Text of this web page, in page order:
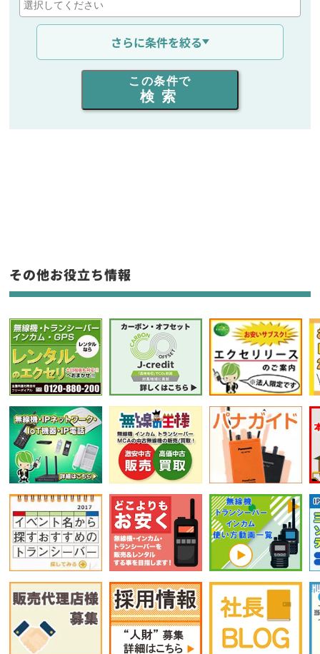
通信距離を選ぶ
出力を選ぶ
同時通話人数を選ぶ
フリーワード入力(製品名等)
選択条件をリセット
さらに条件を絞る
この条件で
検索
その他お役立ち情報